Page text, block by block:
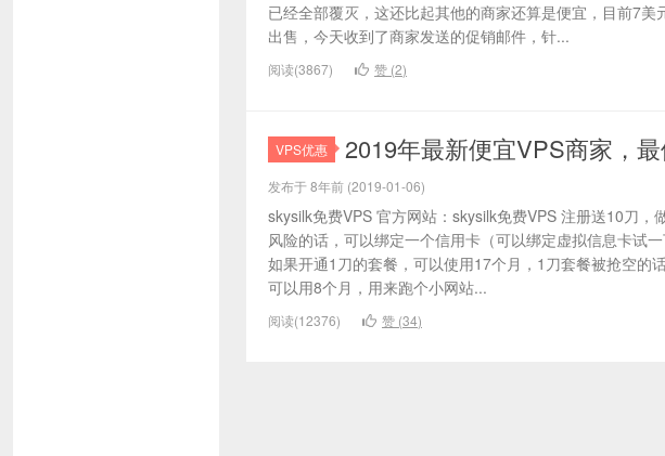
已经全部覆灭，这还比起其他的商家还算是便宜，目前7美
出售，今天收到了商家发送的促销邮件，针...
阅读(3867) 赞 (2)
VPS优惠 2019年最新便宜VPS商家，
发布于 8年前 (2019-01-06)
skysilk免费VPS 官方网站：skysilk免费VPS 注册送10刀，
风险的话，可以绑定一个信用卡（可以绑定虚拟信息卡试
如果开通1刀的套餐，可以使用17个月，1刀套餐被抢空的
可以用8个月，用来跑个小网站...
阅读(12376) 赞 (34)